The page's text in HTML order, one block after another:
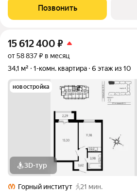
людей в подъезде. Планировка
все помещения изолированы. Объект
Позвонить
15 612 400 ₽
от 58 837 ₽ в месяц
34,1 м²
1-комн. квартира 6 этаж из 10
новостройка
3D-тур
Горный институт
21 мин.